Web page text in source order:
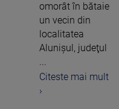
omorât în bătaie
un vecin din
localitatea
Alunişul, judeţul
...
Citeste mai mult
›